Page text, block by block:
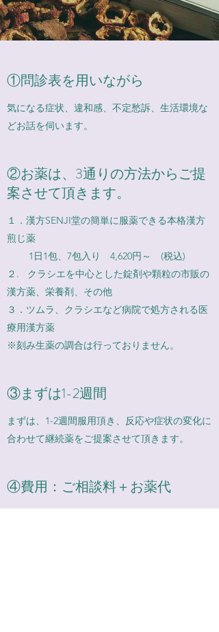
①問診表を用いながら
気になる症状、違和感、不定愁訴、生活環境な
どお話を伺います。
②お薬は、3通りの方法からご提
案させて頂きます。
１．漢方SENJI堂の簡単に服薬できる本格漢方
煎じ薬
1日1包、7包入り 4,620円～ (税込)
２. クラシエを中心とした錠剤や顆粒の市販の
漢方薬、栄養剤、その他
３．ツムラ、クラシエなど病院で処方される医
療用漢方薬
※刻み生薬の調合は行っておりません。
③まずは1-2週間
まずは、1-2週間服用頂き、反応や症状の変化に
合わせて継続薬をご提案させて頂きます。
④費用：ご相談料＋お薬代